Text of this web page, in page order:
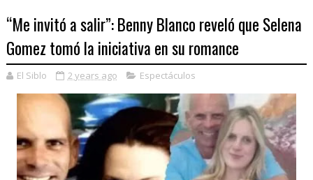
“Me invitó a salir”: Benny Blanco reveló que Selena
Gomez tomó la iniciativa en su romance
El Siblo 2 years ago Espectáculos